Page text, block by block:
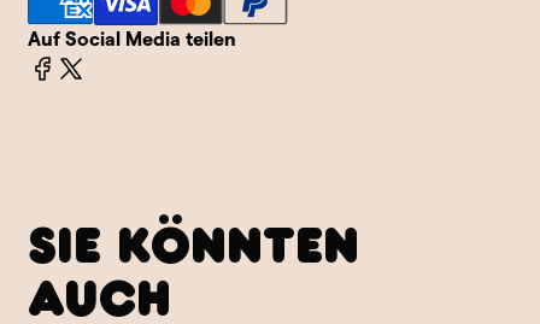
Auf Social Media teilen
SIE KÖNNTEN
AUCH